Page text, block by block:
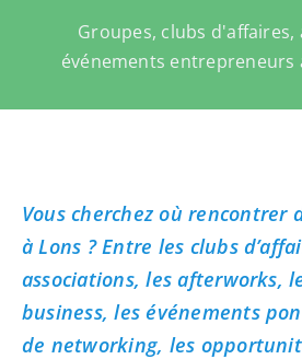
Groupes, clubs
événements entrepreneurs
Vous cherchez où rencontrer
à Lons ? Entre les clubs
associations, les afterworks,
business, les événements
de networking, les